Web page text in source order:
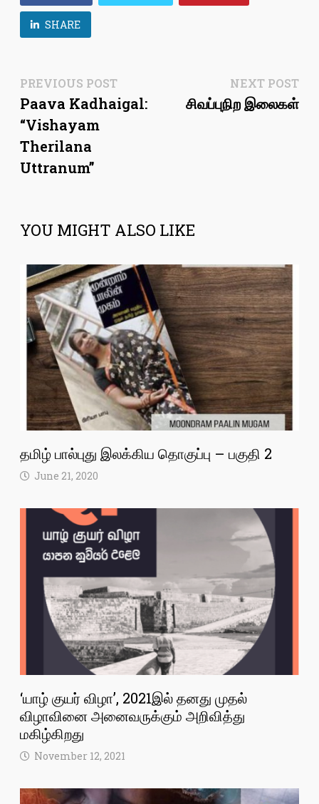
SHARE
Post
navigation
PREVIOUS POSTPrevious
post:
Paava Kadhaigal:
“Vishayam
Therilana
Uttranum”
NEXT POST
சிவப்புநிற இலைகள்
YOU MIGHT ALSO LIKE
தமிழ் பால்புது இலக்கிய தொகுப்பு – பகுதி 2
June 21, 2020
‘யாழ் குயர் விழா’, 2021இல் தனது முதல்
விழாவினை அனைவருக்கும் அறிவித்து
மகிழ்கிறது
November 12, 2021